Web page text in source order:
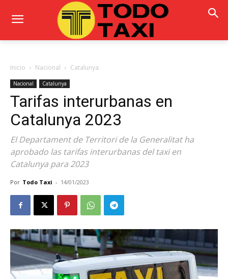
Inicio Nacional Catalunya
Nacional Catalunya
Tarifas interurbanas en
Catalunya 2023
El Departament de Territori de la Generalitat ha
aprobado las tarifas interurbanas del taxi en
Catalunya para 2023
Por Todo Taxi - 14/01/2023